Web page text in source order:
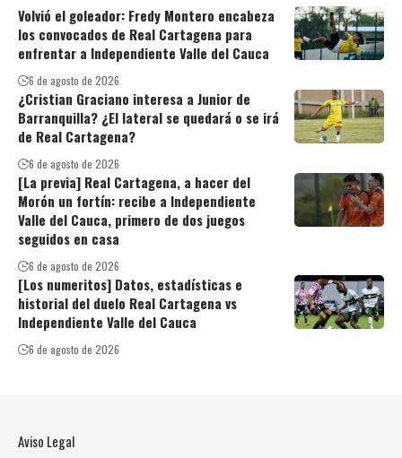
Volvió el goleador: Fredy Montero encabeza
los convocados de Real Cartagena para
enfrentar a Independiente Valle del Cauca
6 de agosto de 2026
¿Cristian Graciano interesa a Junior de
Barranquilla? ¿El lateral se quedará o se irá
de Real Cartagena?
6 de agosto de 2026
[La previa] Real Cartagena, a hacer del
Morón un fortín: recibe a Independiente
Valle del Cauca, primero de dos juegos
seguidos en casa
6 de agosto de 2026
[Los numeritos] Datos, estadísticas e
historial del duelo Real Cartagena vs
Independiente Valle del Cauca
6 de agosto de 2026
Aviso Legal